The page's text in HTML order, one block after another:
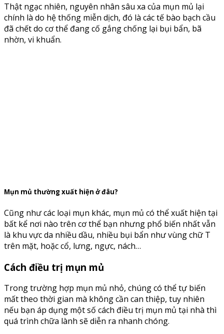
Thật ngạc nhiên, nguyên nhân sâu xa của mụn mủ lại
chính là do hệ thống miễn dịch, đó là các tế bào bạch cầu
đã chết do cơ thể đang cố gắng chống lại bụi bẩn, bã
nhờn, vi khuẩn.
Mụn mủ thường xuất hiện ở đâu?
Cũng như các loại mụn khác, mụn mủ có thể xuất hiện tại
bất kể nơi nào trên cơ thể bạn nhưng phổ biến nhất vẫn
là khu vực da nhiều dầu, nhiều bụi bẩn như vùng chữ T
trên mặt, hoặc cổ, lưng, ngực, nách…
Cách điều trị mụn mủ
Trong trường hợp mụn mủ nhỏ, chúng có thể tự biến
mất theo thời gian mà không cần can thiệp, tuy nhiên
nếu bạn áp dụng một số cách điều trị mụn mủ tại nhà thì
quá trình chữa lành sẽ diễn ra nhanh chóng.